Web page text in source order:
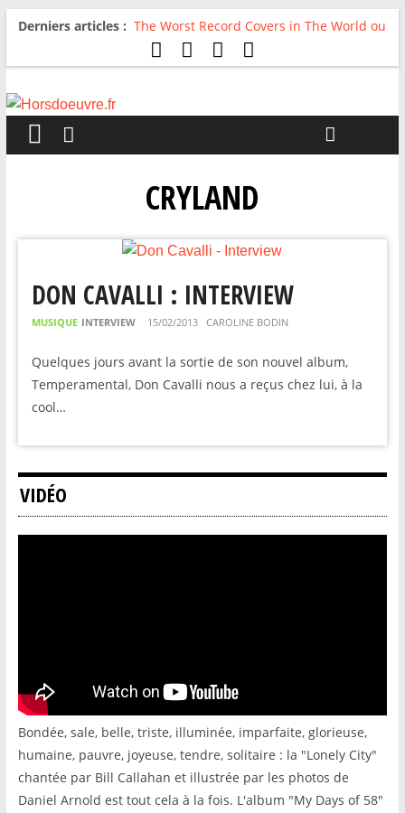
Derniers articles : The Worst Record Covers in The World ou
Comment rire du pire
Avril 2026 : C’est dans les vieux pots
For The First Time, Again : Tyler Ballgame
CRYLAND
DON CAVALLI : INTERVIEW
MUSIQUE INTERVIEW 15/02/2013 CAROLINE BODIN
Quelques jours avant la sortie de son nouvel album,
Temperamental, Don Cavalli nous a reçus chez lui, à la
cool…
VIDÉO
Bondée, sale, belle, triste, illuminée, imparfaite, glorieuse,
humaine, pauvre, joyeuse, tendre, solitaire : la "Lonely City"
chantée par Bill Callahan et illustrée par les photos de
Daniel Arnold est tout cela à la fois. L'album "My Days of 58"